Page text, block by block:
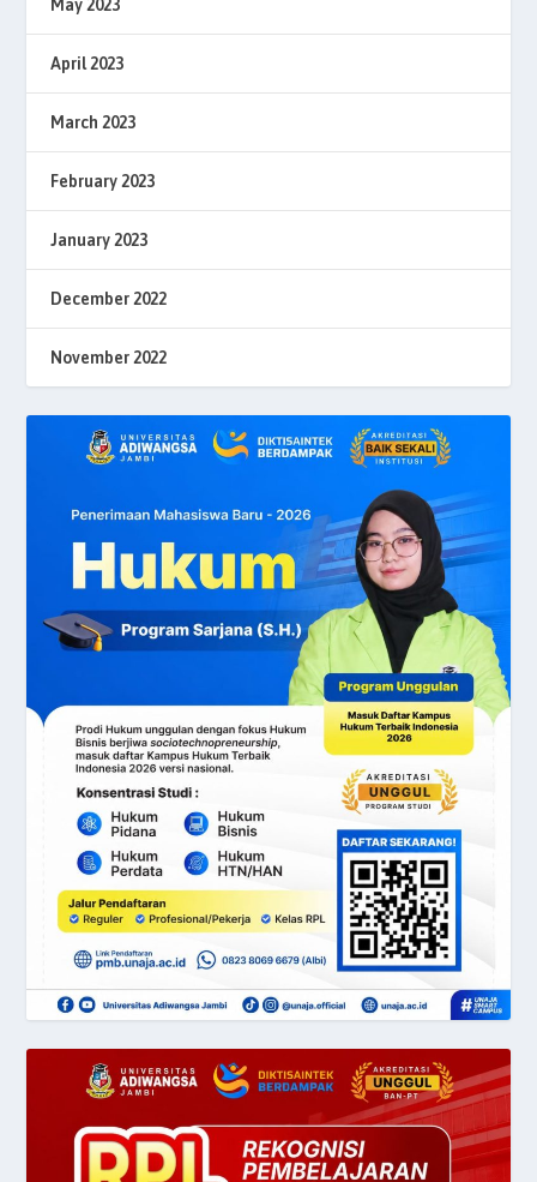
May 2023
April 2023
March 2023
February 2023
January 2023
December 2022
November 2022